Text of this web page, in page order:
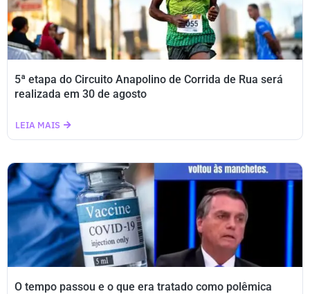
5ª etapa do Circuito Anapolino de Corrida de Rua será
realizada em 30 de agosto
LEIA MAIS
O tempo passou e o que era tratado como polêmica